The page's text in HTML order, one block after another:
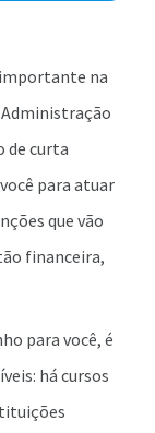
importante na
de curta
para atuar
que vão
financeira,
para você, é
há cursos